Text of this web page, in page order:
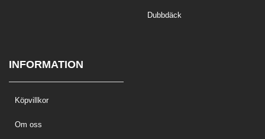
Dubbdäck
INFORMATION
Köpvillkor
Om oss